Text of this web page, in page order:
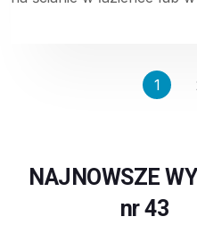
1
NAJNOWSZE
nr 43